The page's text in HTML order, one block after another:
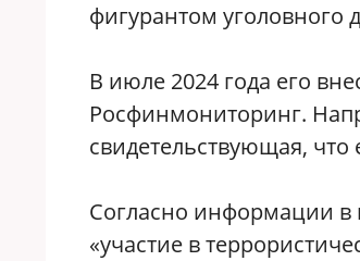
фигурантом уголовного
В июле 2024 года его
Росфинмониторинг.
свидетельствующая, что
Согласно информации в
«участие в